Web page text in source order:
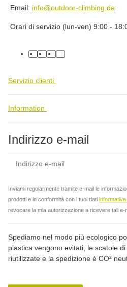
Email: info@outdoor-climbing.de
Orari di servizio (lun-ven) 9:00 -
facebook
youtube
instagram
tiktok
Servizio clienti
Information
Indirizzo e-mail
Inviami regolarmente tramite e-mail le
prodotti e in conformità con i tuoi dati
revocare la mia autorizzazione a ricevere tali e-
Spediamo nel modo più ecologico
plastica vengono evitati, le scatole
riutilizzate e la spedizione è CO²